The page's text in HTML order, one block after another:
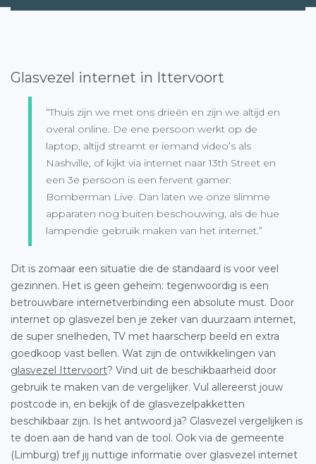
Glasvezel internet in Ittervoort
“Thuis zijn we met ons drieën en zijn we altijd en
overal online. De ene persoon werkt op de
laptop, altijd streamt er iemand video’s als
Nashville, of kijkt via internet naar 13th Street en
een 3e persoon is een fervent gamer:
Bomberman Live. Dan laten we onze slimme
apparaten nog buiten beschouwing, als de hue
lampendie gebruik maken van het internet.”
Dit is zomaar een situatie die de standaard is voor veel
gezinnen. Het is geen geheim: tegenwoordig is een
betrouwbare internetverbinding een absolute must. Door
internet op glasvezel ben je zeker van duurzaam internet,
de super snelheden, TV met haarscherp beeld en extra
goedkoop vast bellen. Wat zijn de ontwikkelingen van
glasvezel Ittervoort? Vind uit de beschikbaarheid door
gebruik te maken van de vergelijker. Vul allereerst jouw
postcode in, en bekijk of de glasvezelpakketten
beschikbaar zijn. Is het antwoord ja? Glasvezel vergelijken is
te doen aan de hand van de tool. Ook via de gemeente
(Limburg) tref jij nuttige informatie over glasvezel internet